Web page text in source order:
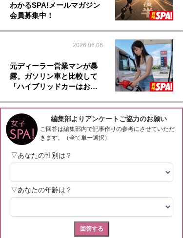
わかるSPA!メールマガジン
会員募集中！
2026.06.06
元ディーラー営業マンが暴
露。ガソリン車と比較して
「ハイブリッドカーはお…